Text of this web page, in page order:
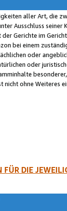
aller Art, die
Ausschluss
Gerichte im
bei einem
oder
oder
nicht ohne Weiteres
DIE